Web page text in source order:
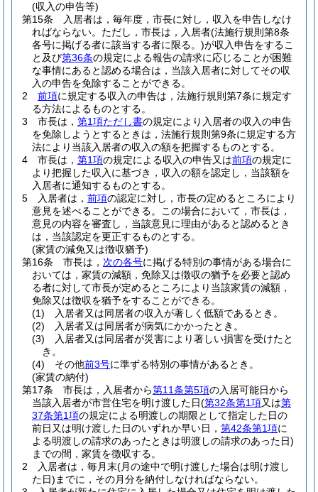
(収入の申告等)
第15条
入居者は，毎年度，市長に対し，収入を申告しなけ
ればならない。 ただし，市長は，入居者(法施行規則第8条
各号に掲げる者に該当する者に限る。)が収入申告をするこ
と及び第36条の規定による報告の請求に応じることが困難
な事情にあると認める場合は，当該入居者に対してその収
入の申告を免除することができる。
2
前項に規定する収入の申告は，法施行規則第7条に規定す
る方法によるものとする。
3
市長は， 第1項ただし書の規定により入居者の収入の申告
を免除しようとするときは，法施行規則第9条に規定する方
法により当該入居者の収入の額を把握するものとする。
4
市長は， 第1項の規定による収入の申告又は前項の規定に
より把握した収入に基づき，収入の額を認定し，当該額を
入居者に通知するものとする。
5
入居者は， 前項の認定に対し，市長の定めるところにより
意見を述べることができる。
この場合において，市長は，
意見の内容を審査し，当該意見に理由があると認めるとき
は，当該認定を更正するものとする。
(家賃の減免又は徴収猶予)
第16条
市長は， 次の各号に掲げる特別の事情がある場合に
おいては，家賃の減額，免除又は徴収の猶予を必要と認め
る者に対して市長が定めるところにより当該家賃の減額，
免除又は徴収を猶予をすることができる。
(1)
入居者又は同居者の収入が著しく低額であるとき。
(2)
入居者又は同居者が病気にかかったとき。
(3)
入居者又は同居者が災害により著しい損害を受けたと
き。
(4)
その他前3号に準ずる特別の事情があるとき。
(家賃の納付)
第17条
市長は，入居者から第11条第5項の入居可能日から
当該入居者が市営住宅を明け渡した日(第32条第1項又は第
37条第1項の規定による明渡しの期限として指定した日の
前日又は明け渡した日のいずれか早い日， 第42条第1項に
よる明渡しの請求のあったときは明渡しの請求のあった日)
までの間，家賃を徴収する。
2
入居者は，毎月末(月の途中で明け渡した場合は明け渡し
た日) までに，その月分を納付しなければならない。